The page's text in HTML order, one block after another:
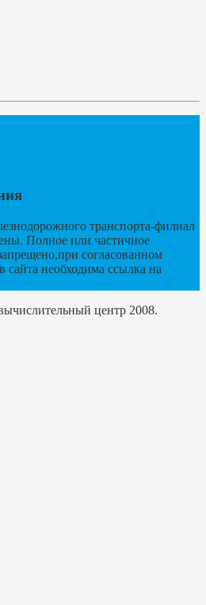
транспорта-филиал
Полное или частичное
согласованном
сайта необходима ссылка на
центр 2008.